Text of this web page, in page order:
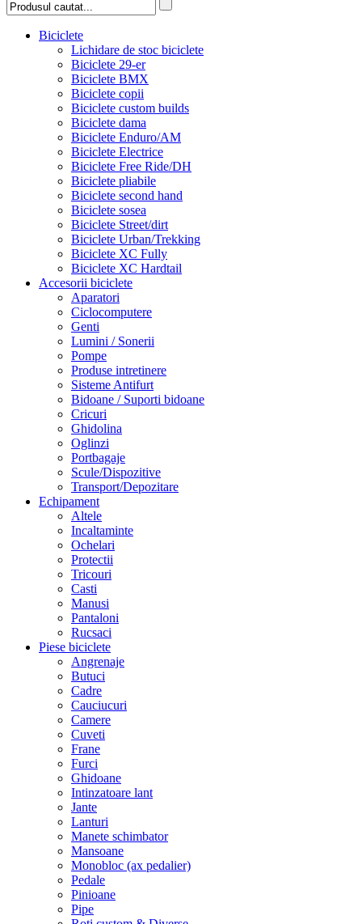
Biciclete
Lichidare de stoc biciclete
Biciclete 29-er
Biciclete BMX
Biciclete copii
Biciclete custom builds
Biciclete dama
Biciclete Enduro/AM
Biciclete Electrice
Biciclete Free Ride/DH
Biciclete pliabile
Biciclete second hand
Biciclete sosea
Biciclete Street/dirt
Biciclete Urban/Trekking
Biciclete XC Fully
Biciclete XC Hardtail
Accesorii biciclete
Aparatori
Ciclocomputere
Genti
Lumini / Sonerii
Pompe
Produse intretinere
Sisteme Antifurt
Bidoane / Suporti bidoane
Cricuri
Ghidolina
Oglinzi
Portbagaje
Scule/Dispozitive
Transport/Depozitare
Echipament
Altele
Incaltaminte
Ochelari
Protectii
Tricouri
Casti
Manusi
Pantaloni
Rucsaci
Piese biciclete
Angrenaje
Butuci
Cadre
Cauciucuri
Camere
Cuveti
Frane
Furci
Ghidoane
Intinzatoare lant
Jante
Lanturi
Manete schimbator
Mansoane
Monobloc (ax pedalier)
Pedale
Pinioane
Pipe